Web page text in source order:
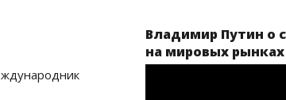
Владимир Путин о
на мировых рынках